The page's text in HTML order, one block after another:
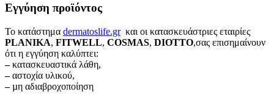
Εγγύηση προϊόντος
Το κατάστημα dermatoslife.grκαι οι κατασκευάστριες εταιρίες
PLANIKA, FITWELL, COSMAS, DIOTTO,σας επισημαίνουν
ότι η εγγύηση καλύπτει:
–κατασκευαστικά λάθη,
–αστοχία υλικού,
–µη αδιαβροχοποίηση